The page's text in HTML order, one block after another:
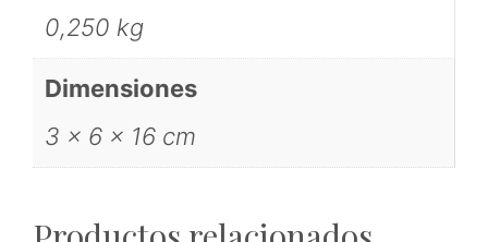
0,250 kg
Dimensiones
3 × 6 × 16 cm